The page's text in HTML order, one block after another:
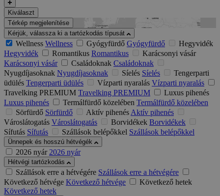
Kiválaszt
Térkép megjelenítése
Kérjük, válassza ki a tartózkodás típusát
Wellness Wellness Gyógyfürdő Gyógyfürdő
Hegyvidék
Hegyvidék
Romantikus Romantikus
Karácsonyi vásár
Karácsonyi vásár
Családoknak Családoknak
Nyugdíjasoknak Nyugdíjasoknak Síelés Síelés
Tengerparti
üdülés Tengerparti üdülés Vízparti nyaralás Vízparti nyaralás
Travelking PREMIUM Travelking PREMIUM
Luxus pihenés
Luxus pihenés
Termálfürdő közelében Termálfürdő közelében
Sörfürdő Sörfürdő Aktív pihenésAktív pihenés
Városlátogatás Városlátogatás Borvidékek Borvidékek
Sífutás Sífutás Szállások belépőkkel Szállások belépőkkel
Ünnepek és hosszú hétvégék
2026 nyár 2026 nyár
Hétvégi tartózkodás
Szállások erre a hétvégére Szállások erre a hétvégére
Következő hétvége Következő hétvége
Következő hetek
Következő hetek